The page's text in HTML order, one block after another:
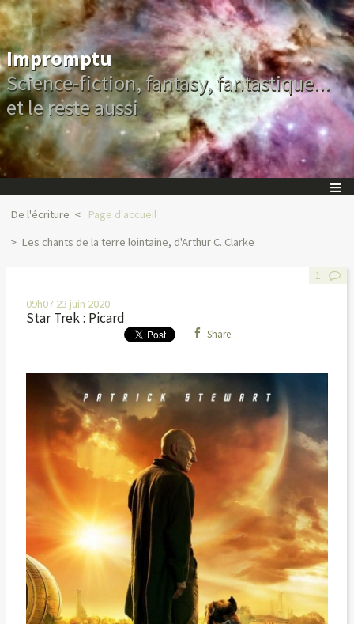
Impromptu
Science-fiction, fantasy, fantastique...
et le reste aussi
De l'écriture
Page d'accueil
Les chants de la terre lointaine, d'Arthur C. Clarke
09h07 23 juin 2020
Star Trek : Picard
Share
1